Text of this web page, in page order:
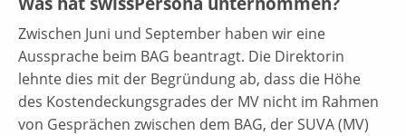
Zwischen Juni und September haben wir eine
Aussprache beim BAG beantragt. Die Direktorin
lehnte dies mit der Begründung ab, dass die Höhe
des Kostendeckungsgrades der MV nicht im Rahmen
von Gesprächen zwischen dem BAG, der SUVA (MV)